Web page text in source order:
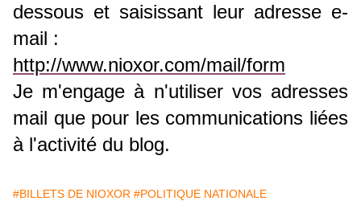
dessous et saisissant leur adresse e-
mail :
http://www.nioxor.com/mail/form
Je m'engage à n'utiliser vos adresses
mail que pour les communications liées
à l'activité du blog.
#BILLETS DE NIOXOR #POLITIQUE NATIONALE